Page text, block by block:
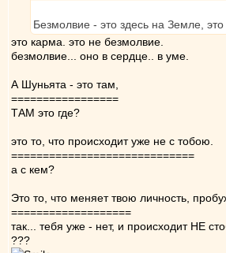
Безмолвие - это здесь на Земле,
это карма. это не безмолвие.
безмолвие... оно в сердце.. в уме.
А Шуньята - это там,
=================
ТАМ это где?
это то, что происходит уже не с тобою.
=============================
а с кем?
Это то, что меняет твою личность,
===================
так... тебя уже - нет, и происходит НЕ
???